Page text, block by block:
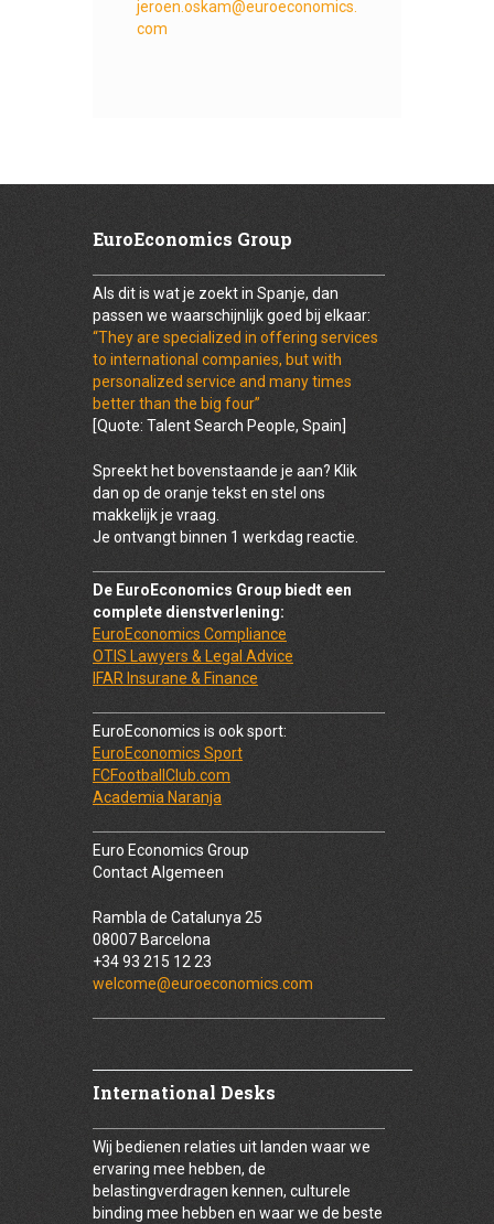
jeroen.oskam@euroeconomics.
com
EuroEconomics Group
Als dit is wat je zoekt in Spanje, dan
passen we waarschijnlijk goed bij elkaar:
“They are specialized in offering services
to international companies, but with
personalized service and many times
better than the big four”
[Quote: Talent Search People, Spain]
Spreekt het bovenstaande je aan? Klik
dan op de oranje tekst en stel ons
makkelijk je vraag.
Je ontvangt binnen 1 werkdag reactie.
De EuroEconomics Group biedt een
complete dienstverlening:
EuroEconomics Compliance
OTIS Lawyers & Legal Advice
IFAR Insurane & Finance
EuroEconomics is ook sport:
EuroEconomics Sport
FCFootballClub.com
Academia Naranja
Euro Economics Group
Contact Algemeen
Rambla de Catalunya 25
08007 Barcelona
+34 93 215 12 23
welcome@euroeconomics.com
International Desks
Wij bedienen relaties uit landen waar we
ervaring mee hebben, de
belastingverdragen kennen, culturele
binding mee hebben en waar we de beste